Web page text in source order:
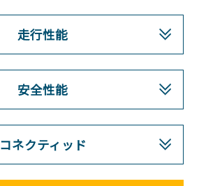
走行性能
安全性能
コネクティッド